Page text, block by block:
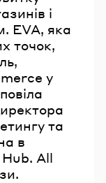
і
EVA, яка
точок,
у
та
в
All